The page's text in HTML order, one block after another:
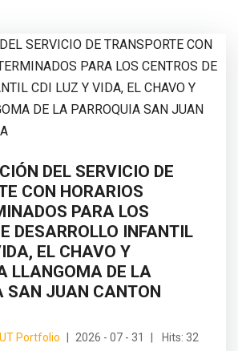
DEL SERVICIO DE
CON HORARIOS
PARA LOS
DESARROLLO INFANTIL
EL CHAVO Y
LLANGOMA DE LA
SAN JUAN CANTON
UT Portfolio 2026 - 07 - 31 Hits: 32